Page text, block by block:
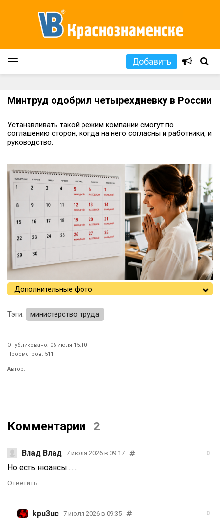
Добавить
Минтруд одобрил четырехдневку в России
Устанавливать такой режим компании смогут по
соглашению сторон, когда на него согласны и работники, и
руководство.
Дополнительные фото
Тэги: министерство труда
Опубликовано: 06 июля 15:10
Просмотров: 511
Автор:
Комментарии 2
Влад Влад 7 июля 2026 в 09:17 0
Но есть нюансы.......
Ответить
kpu3uc 7 июля 2026 в 09:35 0